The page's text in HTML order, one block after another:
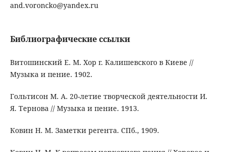
and.voroncko@yandex.ru
Библиографические ссылки
Витошинский Е. М. Хор г. Калишевского в Киеве //
Музыка и пение. 1902.
Гольтисон М. А. 20-летие творческой деятельности И.
Я. Тернова // Музыка и пение. 1913.
Ковин Н. М. Заметки регента. СПб., 1909.